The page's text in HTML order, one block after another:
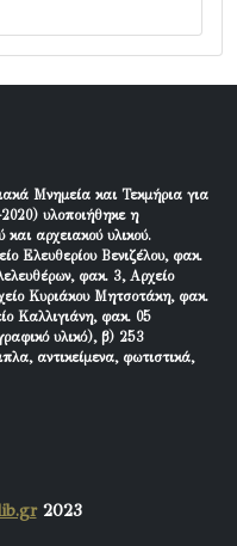
Μνημεία και Τεκμήρια για
υλοποιήθηκε η
αρχειακού υλικού.
Ελευθερίου Βενιζέλου, φακ.
φακ. 3, Αρχείο
Κυριάκου Μητσοτάκη, φακ.
Καλλιγιάνη, φακ. 05
υλικό), β) 253
αντικείμενα, φωτιστικά,
2023